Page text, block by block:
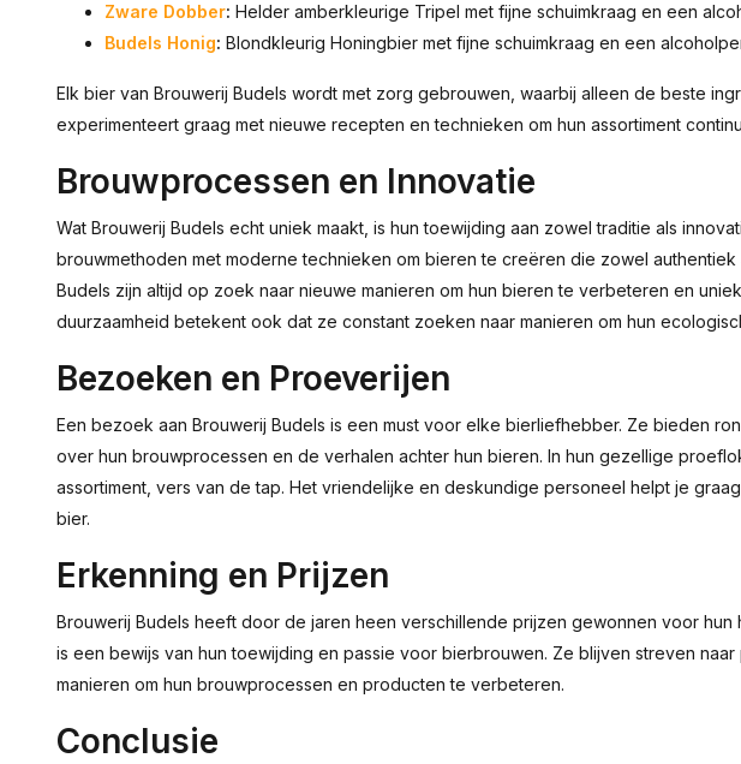
Zware Dobber: Helder amberkleurige Tripel met fijne schuimkraag en een
Budels Honig: Blondkleurig Honingbier met fijne schuimkraag en een
Elk bier van Brouwerij Budels wordt met zorg gebrouwen, waarbij alleen de beste
experimenteert graag met nieuwe recepten en technieken om hun assortiment
Brouwprocessen en Innovatie
Wat Brouwerij Budels echt uniek maakt, is hun toewijding aan zowel traditie als
brouwmethoden met moderne technieken om bieren te creëren die zowel
Budels zijn altijd op zoek naar nieuwe manieren om hun bieren te verbeteren en
duurzaamheid betekent ook dat ze constant zoeken naar manieren om hun
Bezoeken en Proeverijen
Een bezoek aan Brouwerij Budels is een must voor elke bierliefhebber. Ze bieden
over hun brouwprocessen en de verhalen achter hun bieren. In hun gezellige
assortiment, vers van de tap. Het vriendelijke en deskundige personeel helpt je
bier.
Erkenning en Prijzen
Brouwerij Budels heeft door de jaren heen verschillende prijzen gewonnen voor
is een bewijs van hun toewijding en passie voor bierbrouwen. Ze blijven streven
manieren om hun brouwprocessen en producten te verbeteren.
Conclusie